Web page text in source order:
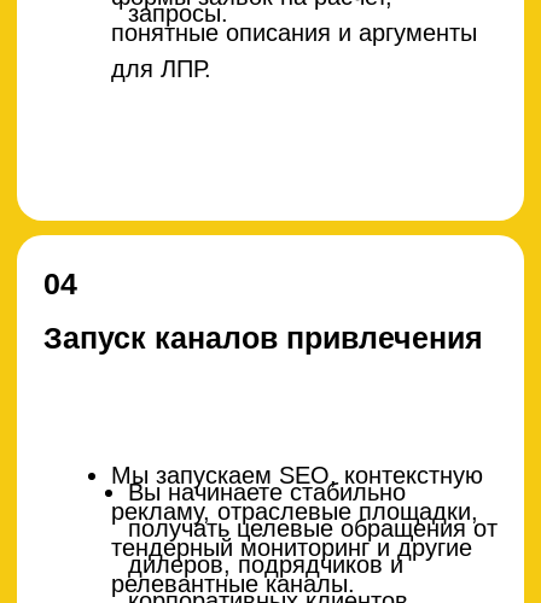
дилерскими сетями.
рекламных кампаний.